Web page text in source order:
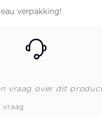
verpakking!
vraag over dit
vraag